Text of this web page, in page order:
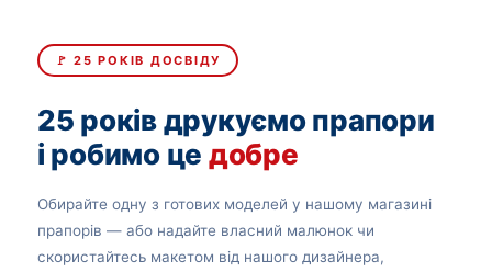
🚩 25 РОКІВ ДОСВІДУ
25 років друкуємо прапори
і робимо це добре
Обирайте одну з готових моделей у нашому магазині
прапорів — або надайте власний малюнок чи
скористайтесь макетом від нашого дизайнера,